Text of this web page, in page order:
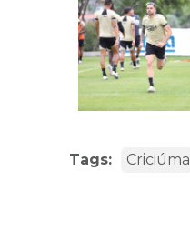
Tags: Criciúma